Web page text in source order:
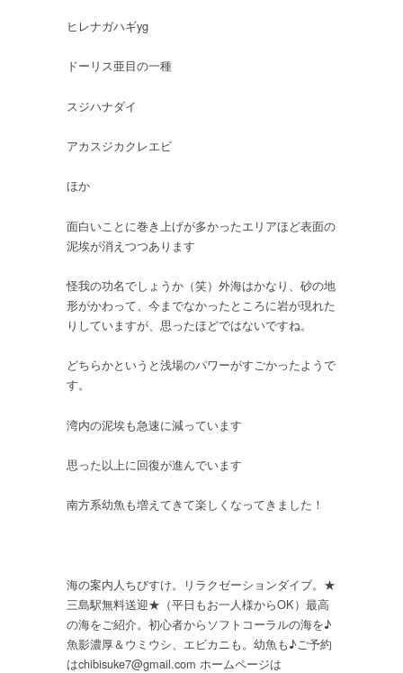
ヒレナガハギyg
ドーリス亜目の一種
スジハナダイ
アカスジカクレエビ
ほか
面白いことに巻き上げが多かったエリアほど表面の
泥埃が消えつつあります
怪我の功名でしょうか（笑）外海はかなり、砂の地
形がかわって、今までなかったところに岩が現れた
りしていますが、思ったほどではないですね。
どちらかというと浅場のパワーがすごかったようで
す。
湾内の泥埃も急速に減っています
思った以上に回復が進んでいます
南方系幼魚も増えてきて楽しくなってきました！
海の案内人ちびすけ。リラクゼーションダイブ。★
三島駅無料送迎★（平日もお一人様からOK）最高
の海をご紹介。初心者からソフトコーラルの海を♪
魚影濃厚＆ウミウシ、エビカニも。幼魚も♪ご予約
はchibisuke7@gmail.com ホームページは